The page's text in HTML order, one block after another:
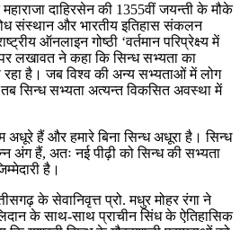
दाहिरसेन की 1355वीं जयन्ती के मौके
संस्थान और भारतीय इतिहास संकलन
ऑनलाइन गोष्ठी ‘वर्तमान परिप्रेक्ष्य में
पर लखावत ने कहा कि सिन्ध सभ्यता का
रहा है। जब विश्व की अन्य सभ्यताओं में लोग
सिन्ध सभ्यता अत्यन्त विकसित अवस्था में
अधूरे हैं और हमारे बिना सिन्ध अधूरा है। सिन्ध
अंग हैं, अतः नई पीढ़ी को सिन्ध की सभ्यता
है।
के सेवानिवृत्त प्रो. मधुर मोहर रंगा ने
के साथ-साथ प्राचीन सिंध के ऐतिहासिक